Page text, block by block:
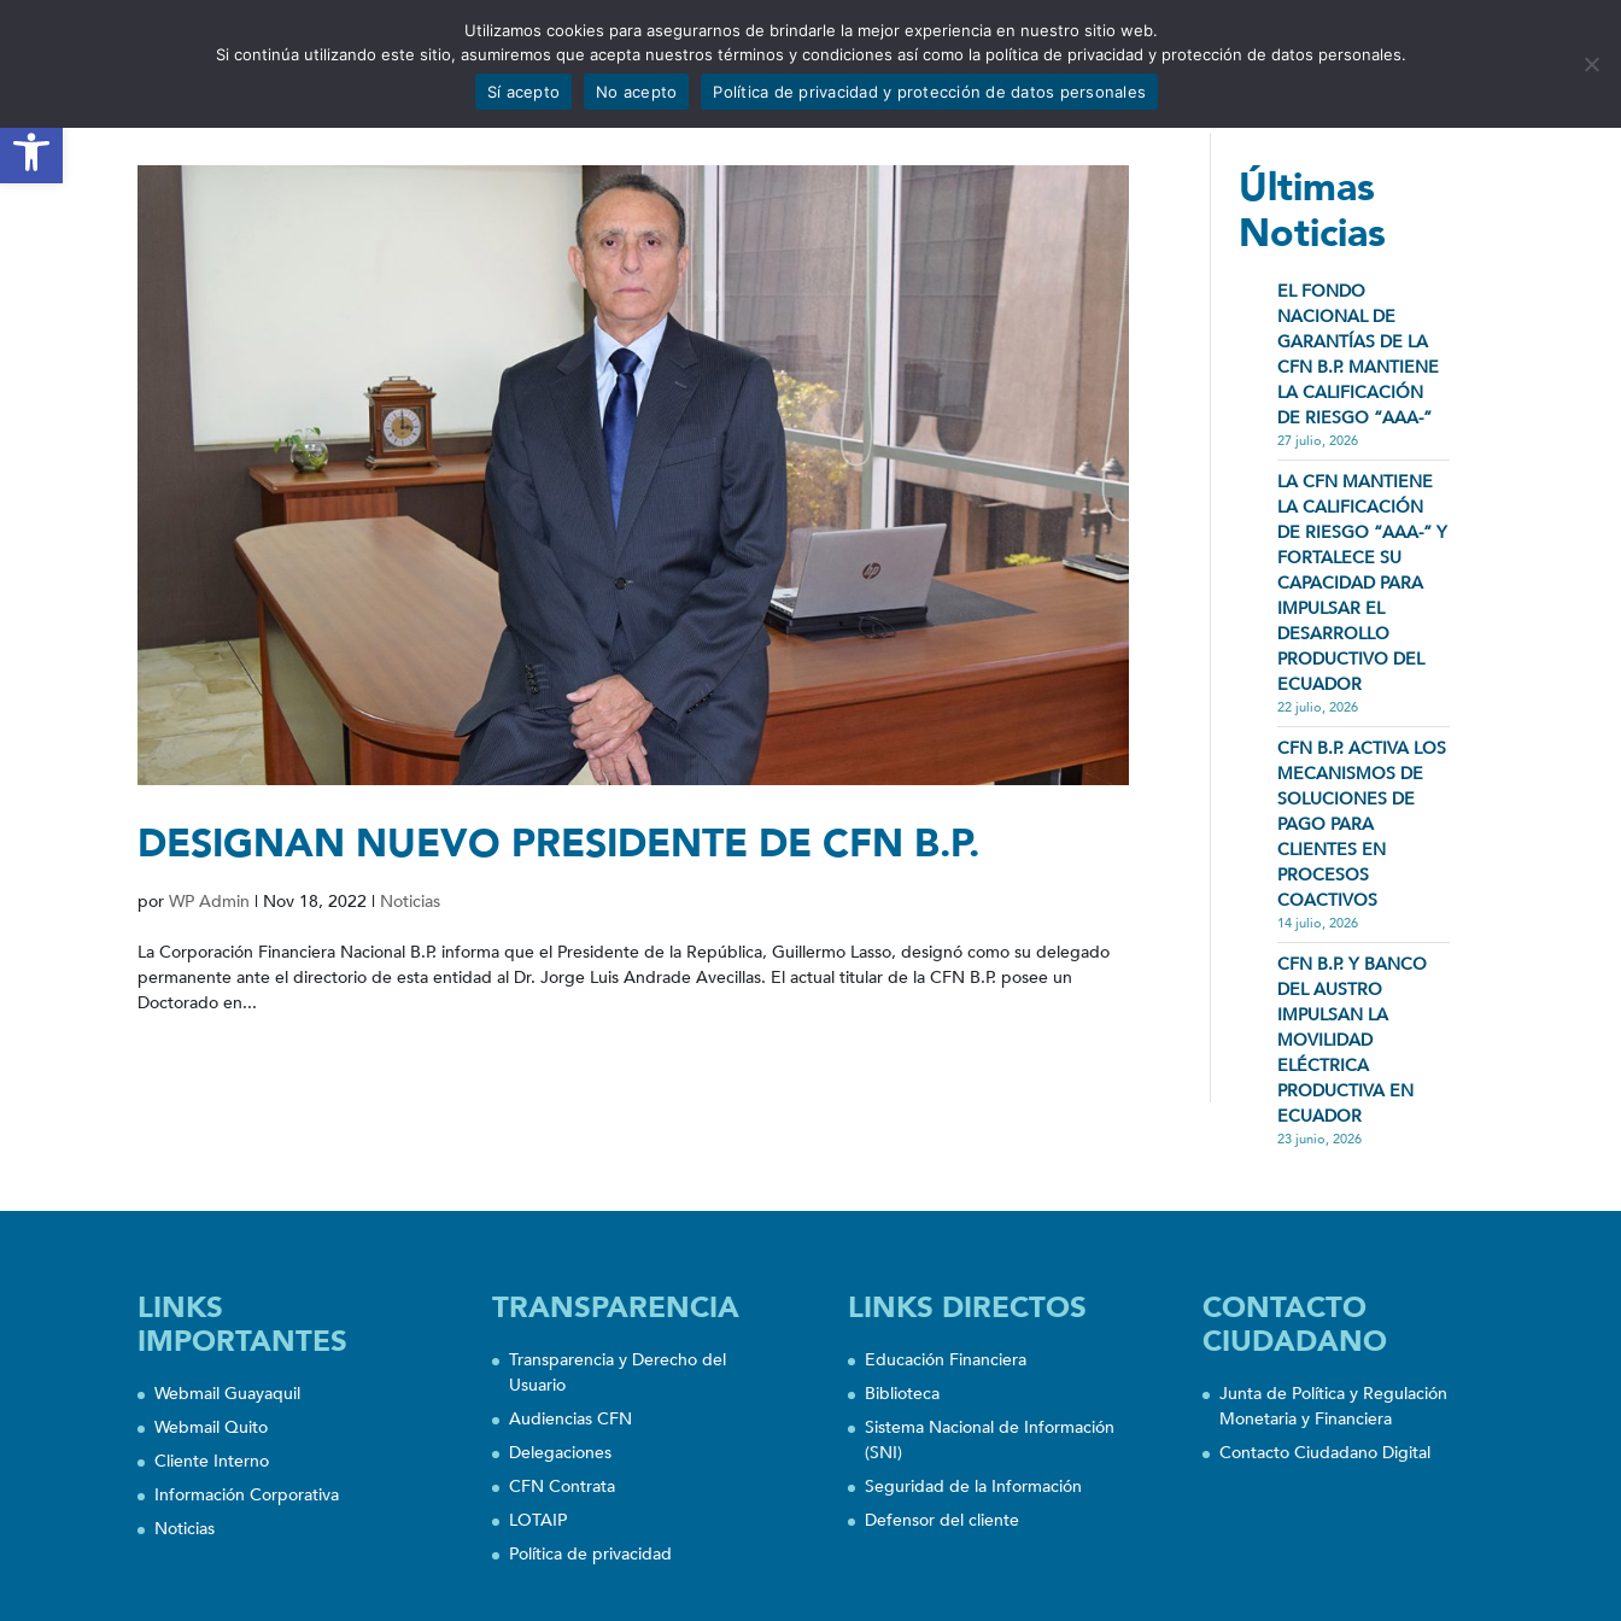
Abrir barra de herramientas
ESTADÍSTICAS PORTAFOLIO QUIÉNES SOMOS TRANSPARENCIA NOTICIAS CONTÁCTENOS
DESIGNAN NUEVO PRESIDENTE DE CFN B.P.
por WP Admin | Nov 18, 2022 | Noticias
La Corporación Financiera Nacional B.P. informa que el Presidente de la República, Guillermo Lasso, designó como su delegado
permanente ante el directorio de esta entidad al Dr. Jorge Luis Andrade Avecillas. El actual titular de la CFN B.P. posee un
Doctorado en...
Últimas
Noticias
EL FONDO
NACIONAL DE
GARANTÍAS DE LA
CFN B.P. MANTIENE
LA CALIFICACIÓN
DE RIESGO “AAA-”
27 julio, 2026
LA CFN MANTIENE
LA CALIFICACIÓN
DE RIESGO “AAA-” Y
FORTALECE SU
CAPACIDAD PARA
IMPULSAR EL
DESARROLLO
PRODUCTIVO DEL
ECUADOR
22 julio, 2026
CFN B.P. ACTIVA LOS
MECANISMOS DE
SOLUCIONES DE
PAGO PARA
CLIENTES EN
PROCESOS
COACTIVOS
14 julio, 2026
CFN B.P. Y BANCO
DEL AUSTRO
IMPULSAN LA
MOVILIDAD
ELÉCTRICA
PRODUCTIVA EN
ECUADOR
23 junio, 2026
LINKS
IMPORTANTES
Webmail Guayaquil
Webmail Quito
Cliente Interno
Información Corporativa
Noticias
TRANSPARENCIA
Transparencia y Derecho del
Usuario
Audiencias CFN
Delegaciones
CFN Contrata
LOTAIP
Política de privacidad
LINKS DIRECTOS
Educación Financiera
Biblioteca
Sistema Nacional de Información
(SNI)
Seguridad de la Información
Defensor del cliente
CONTACTO
CIUDADANO
Junta de Política y Regulación
Monetaria y Financiera
Contacto Ciudadano Digital
Utilizamos cookies para asegurarnos de brindarle la mejor experiencia en nuestro sitio web.
Si continúa utilizando este sitio, asumiremos que acepta nuestros términos y condiciones así como la política de privacidad y protección de datos personales.
Sí acepto
No acepto Política de privacidad y protección de datos personales